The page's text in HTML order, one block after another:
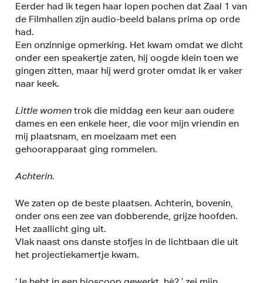
Eerder had ik tegen haar lopen pochen dat Zaal 1 van
de Filmhallen zijn audio-beeld balans prima op orde
had.
Een onzinnige opmerking. Het kwam omdat we dicht
onder een speakertje zaten, hij oogde klein toen we
gingen zitten, maar hij werd groter omdat ik er vaker
naar keek.
Little women trok die middag een keur aan oudere
dames en een enkele heer, die voor mijn vriendin en
mij plaatsnam, en moeizaam met een
gehoorapparaat ging rommelen.
Achterin.
We zaten op de beste plaatsen. Achterin, bovenin,
onder ons een zee van dobberende, grijze hoofden.
Het zaallicht ging uit.
Vlak naast ons danste stofjes in de lichtbaan die uit
het projectiekamertje kwam.